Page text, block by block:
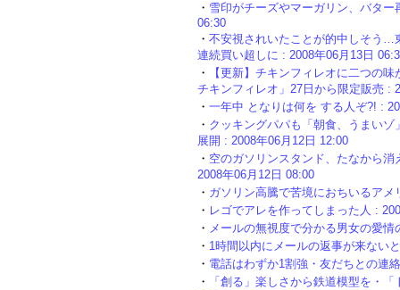
・ 雪印がチーズやマーガリン、バタ
06:30
・ 不安視されいたことが的中しそう…
連続買い超しに : 2008年06月13日
・
【更新】チキンフィレオに二つの
チキンフィレオ」27日から限定販売 :
・ 一年中 となりは何を する人ぞ?! :
・ クッキングパパも「朝食、うまい
展開 : 2008年06月12日 12:00
・ 空のガソリンスタンド、たなから
2008年06月12日 08:00
・ ガソリン高騰で苦境におちいるア
・ レゴでアレを作ってしまった人 :
・ メールの無視度で分かる男女の愛
・ 1時間以内にメールの返事が来ない
・ 電話はわずか1割強・友だちとの連
・
「創る」楽しさから鉄道模型を・